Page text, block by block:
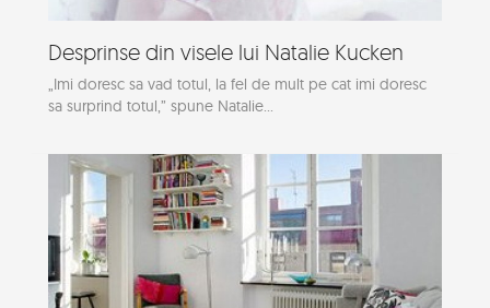
Desprinse din visele lui Natalie Kucken
„Imi doresc sa vad totul, la fel de mult pe cat imi doresc
sa surprind totul,” spune Natalie...